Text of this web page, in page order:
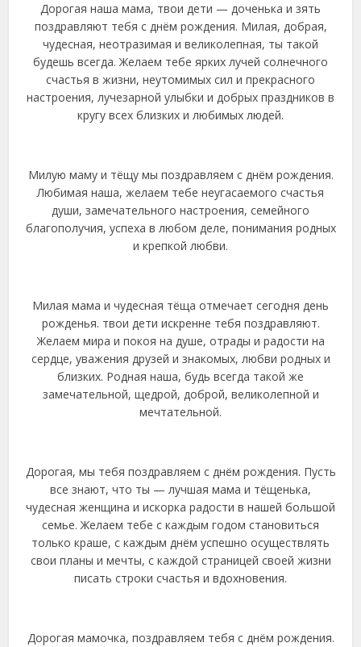
Дорогая наша мама, твои дети — доченька и зять
поздравляют тебя с днём рождения. Милая, добрая,
чудесная, неотразимая и великолепная, ты такой
будешь всегда. Желаем тебе ярких лучей солнечного
счастья в жизни, неутомимых сил и прекрасного
настроения, лучезарной улыбки и добрых праздников в
кругу всех близких и любимых людей.
Милую маму и тёщу мы поздравляем с днём рождения.
Любимая наша, желаем тебе неугасаемого счастья
души, замечательного настроения, семейного
благополучия, успеха в любом деле, понимания родных
и крепкой любви.
Милая мама и чудесная тёща отмечает сегодня день
рожденья. твои дети искренне тебя поздравляют.
Желаем мира и покоя на душе, отрады и радости на
сердце, уважения друзей и знакомых, любви родных и
близких. Родная наша, будь всегда такой же
замечательной, щедрой, доброй, великолепной и
мечтательной.
Дорогая, мы тебя поздравляем с днём рождения. Пусть
все знают, что ты — лучшая мама и тёщенька,
чудесная женщина и искорка радости в нашей большой
семье. Желаем тебе с каждым годом становиться
только краше, с каждым днём успешно осуществлять
свои планы и мечты, с каждой страницей своей жизни
писать строки счастья и вдохновения.
Дорогая мамочка, поздравляем тебя с днём рождения.